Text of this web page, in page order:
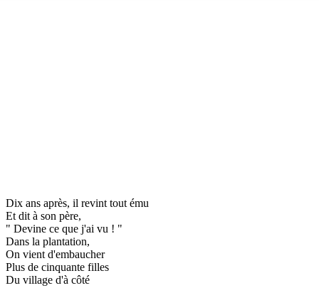
Dix ans après, il revint tout ému
Et dit à son père,
" Devine ce que j'ai vu ! "
Dans la plantation,
On vient d'embaucher
Plus de cinquante filles
Du village d'à côté